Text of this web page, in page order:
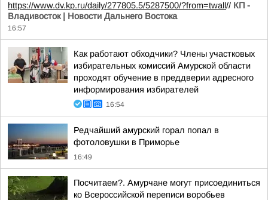
https://www.dv.kp.ru/daily/277805.5/5287500/?from=twall// КП -
Владивосток | Новости Дальнего Востока
16:57
Как работают обходчики? Члены участковых
избирательных комиссий Амурской области
проходят обучение в преддверии адресного
информирования избирателей
16:54
Редчайший амурский горал попал в
фотоловушки в Приморье
16:49
Посчитаем?. Амурчане могут присоединиться
ко Всероссийской переписи воробьев